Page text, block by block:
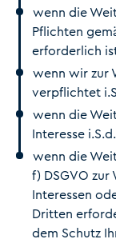
wenn die
Pflichten
erforderlich
wenn wir zur
verpflichtet
wenn die
Interesse
wenn die
f) DSGVO
Interessen
Dritten
dem Schutz